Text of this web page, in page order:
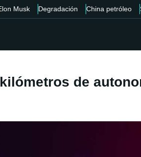
Musk Degradación China petróleo
de